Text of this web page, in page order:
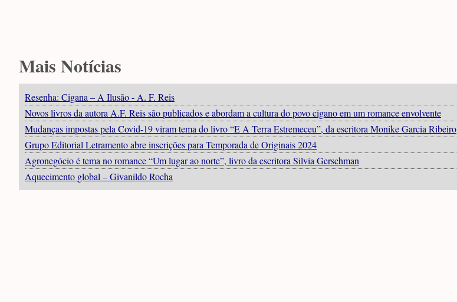
Mais Notícias
Resenha: Cigana – A Ilusão - A. F. Reis
Novos livros da autora A.F. Reis são publicados e abordam a cultura do povo cigano em um romance envolvente
Mudanças impostas pela Covid-19 viram tema do livro “E A Terra Estremeceu”, da escritora Monike Garcia Ribeiro
Grupo Editorial Letramento abre inscrições para Temporada de Originais 2024
Agronegócio é tema no romance “Um lugar ao norte”, livro da escritora Silvia Gerschman
Aquecimento global – Givanildo Rocha